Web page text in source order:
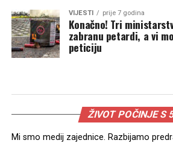
VIJESTI prije 7 godina
Konačno! Tri
zabranu petardi, a vi
peticiju
ŽIVOT POČINJE S
Mi smo medij zajednice. Razbijamo